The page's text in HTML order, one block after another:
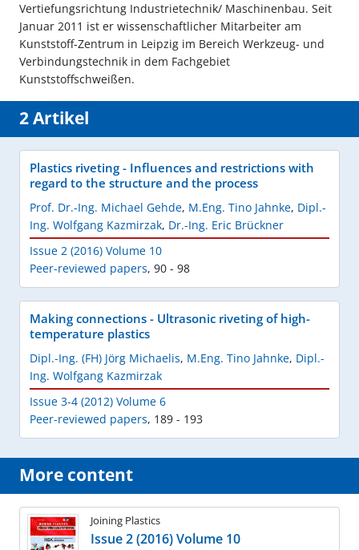
Vertiefungsrichtung Industrietechnik/ Maschinenbau. Seit
Januar 2011 ist er wissenschaftlicher Mitarbeiter am
Kunststoff-Zentrum in Leipzig im Bereich Werkzeug- und
Verbindungstechnik in dem Fachgebiet
Kunststoffschweißen.
2 Artikel
Plastics riveting - Influences and restrictions with
regard to the structure and the process
Prof. Dr.-Ing. Michael Gehde, M.Eng. Tino Jahnke, Dipl.-
Ing. Wolfgang Kazmirzak, Dr.-Ing. Eric Brückner
Issue 2 (2016) Volume 10
Peer-reviewed papers, 90 - 98
Making connections - Ultrasonic riveting of high-
temperature plastics
Dipl.-Ing. (FH) Jörg Michaelis, M.Eng. Tino Jahnke, Dipl.-
Ing. Wolfgang Kazmirzak
Issue 3-4 (2012) Volume 6
Peer-reviewed papers, 189 - 193
More content
Joining Plastics
Issue 2 (2016) Volume 10